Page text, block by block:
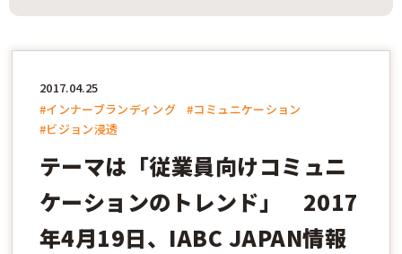
2017.04.25
#インナーブランディング
#コミュニケーション
#ビジョン浸透
テーマは「従業員向けコミュニ
ケーションのトレンド」 2017
年4月19日、IABC JAPAN情報